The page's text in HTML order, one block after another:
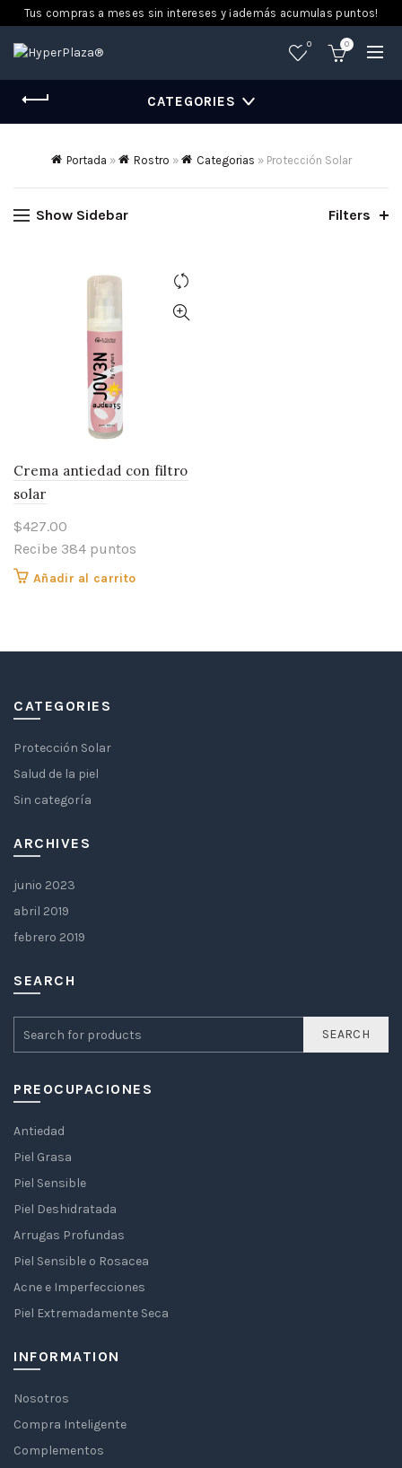
Tus compras a meses sin intereses y ¡además acumulas puntos!
0 0
CATEGORIES
Portada » Rostro » Categorias » Protección Solar
Show Sidebar Filters
Crema antiedad con filtro
solar
$427.00
Recibe 384 puntos
Añadir al carrito
CATEGORIES
Protección Solar
Salud de la piel
Sin categoría
ARCHIVES
junio 2023
abril 2019
febrero 2019
SEARCH
SEARCH
PREOCUPACIONES
Antiedad
Piel Grasa
Piel Sensible
Piel Deshidratada
Arrugas Profundas
Piel Sensible o Rosacea
Acne e Imperfecciones
Piel Extremadamente Seca
INFORMATION
Nosotros
Compra Inteligente
Complementos